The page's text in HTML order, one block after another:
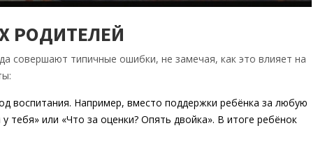
РОДИТЕЛЕЙ
совершают типичные ошибки, не замечая, как это влияет на
воспитания. Например, вместо поддержки ребёнка за любую
или «Что за оценки? Опять двойка». В итоге ребёнок